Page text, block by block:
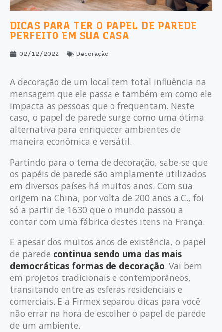
DICAS PARA TER O PAPEL DE PAREDE
PERFEITO EM SUA CASA
02/12/2022 Decoração
A decoração de um local tem total influência na
mensagem que ele passa e também em como ele
impacta as pessoas que o frequentam. Neste
caso, o papel de parede surge como uma ótima
alternativa para enriquecer ambientes de
maneira econômica e versátil.
Partindo para o tema de decoração, sabe-se que
os papéis de parede são amplamente utilizados
em diversos países há muitos anos. Com sua
origem na China, por volta de 200 anos a.C., foi
só a partir de 1630 que o mundo passou a
contar com uma fábrica destes itens na França.
E apesar dos muitos anos de existência, o papel
de parede continua sendo uma das mais
democráticas formas de decoração. Vai bem
em projetos tradicionais e contemporâneos,
transitando entre as esferas residenciais e
comerciais. E a Firmex separou dicas para você
não errar na hora de escolher o papel de parede
de um ambiente.